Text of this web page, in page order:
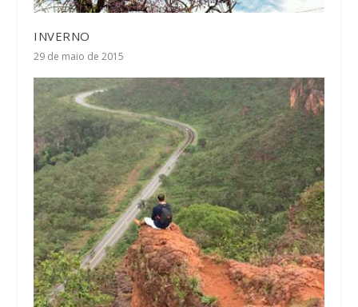
INVERNO
29 de maio de 2015